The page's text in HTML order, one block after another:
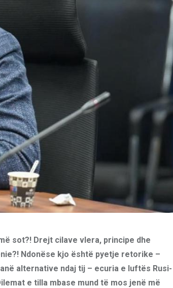
sot?! Drejt cilave vlera, principe dhe
Ndonëse kjo është pyetje retorike –
alternative ndaj tij – ecuria e luftës Rusi-
e tilla mbase mund të mos jenë më